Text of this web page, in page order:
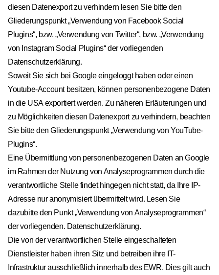
diesen Datenexport zu verhindern lesen Sie bitte den
Gliederungspunkt „Verwendung von Facebook Social
Plugins“, bzw. „Verwendung von Twitter“, bzw. „Verwendung
von Instagram Social Plugins“ der vorliegenden
Datenschutzerklärung.
Soweit Sie sich bei Google eingeloggt haben oder einen
Youtube-Account besitzen, können personenbezogene Daten
in die USA exportiert werden. Zu näheren Erläuterungen und
zu Möglichkeiten diesen Datenexport zu verhindern, beachten
Sie bitte den Gliederungspunkt „Verwendung von YouTube-
Plugins“.
Eine Übermittlung von personenbezogenen Daten an Google
im Rahmen der Nutzung von Analyseprogrammen durch die
verantwortliche Stelle findet hingegen nicht statt, da Ihre IP-
Adresse nur anonymisiert übermittelt wird. Lesen Sie
dazubitte den Punkt „Verwendung von Analyseprogrammen“
der vorliegenden. Datenschutzerklärung.
Die von der verantwortlichen Stelle eingeschalteten
Dienstleister haben ihren Sitz und betreiben ihre IT-
Infrastruktur ausschließlich innerhalb des EWR. Dies gilt auch